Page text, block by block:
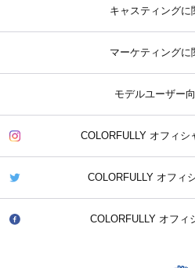
キャスティングに
マーケティングに
モデルユーザー
COLORFULLY オフィシ
COLORFULLY オフィ
COLORFULLY オフィ